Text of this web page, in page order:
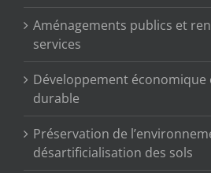
Aménagements publics et
services
Développement
durable
Préservation de
désartificialisation des sols